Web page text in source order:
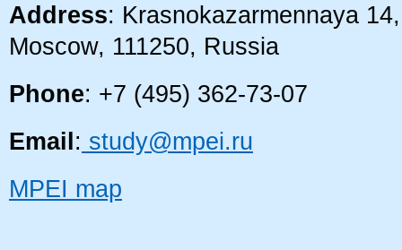
Address: Krasnokazarmennaya
Moscow, 111250, Russia
Phone: +7 (495) 362-73-07
Email : study@mpei.ru
MPEI map